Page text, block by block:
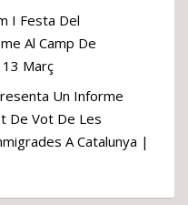
I Festa Del
Al Camp De
Març
Un Informe
De Vot De Les
A Catalunya |